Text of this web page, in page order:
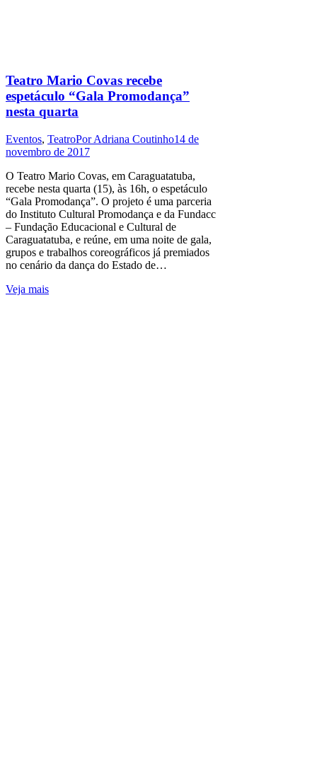
Teatro Mario Covas recebe
espetáculo “Gala Promodança”
nesta quarta
Eventos, TeatroPorAdriana Coutinho14 de
novembro de 2017
O Teatro Mario Covas, em Caraguatatuba,
recebe nesta quarta (15), às 16h, o espetáculo
“Gala Promodança”. O projeto é uma parceria
do Instituto Cultural Promodança e da Fundacc
– Fundação Educacional e Cultural de
Caraguatatuba, e reúne, em uma noite de gala,
grupos e trabalhos coreográficos já premiados
no cenário da dança do Estado de…
Veja mais